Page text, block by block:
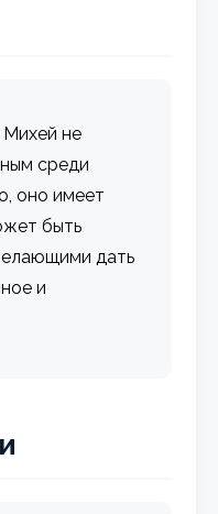
не
среди
оно имеет
быть
дать
и